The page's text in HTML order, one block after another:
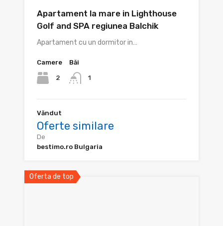
Apartament la mare in Lighthouse
Golf and SPA regiunea Balchik
Apartament cu un dormitor in…
Camere
2
Băi
1
Văndut
Oferte similare
De
bestimo.ro Bulgaria
Oferta de top